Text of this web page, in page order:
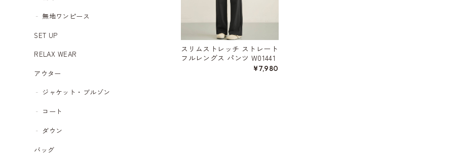
無地ワンピース
SET UP
RELAX WEAR
アウター
ジャケット・ブルゾン
コート
ダウン
バッグ
スリムストレッチ ストレート
フルレングス パンツ W01441
¥7,980